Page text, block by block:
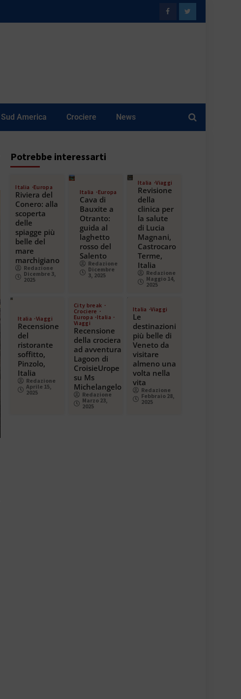
Sud America Crociere News
Potrebbe interessarti
Italia Europa
Riviera del
Conero: alla
scoperta
delle
spiagge più
belle del
mare
marchigiano
Redazione
Dicembre 3,
2025
Italia Europa
Cava di
Bauxite a
Otranto:
guida al
laghetto
rosso del
Salento
Redazione
Dicembre
3, 2025
Italia Viaggi
Revisione
della
clinica per
la salute
di Lucia
Magnani,
Castrocaro
Terme,
Italia
Redazione
Maggio 14,
2025
Italia Viaggi
Recensione
del
ristorante
soffitto,
Pinzolo,
Italia
Redazione
Aprile 15,
2025
City break
Crociere
Europa
Italia
Viaggi
Recensione
della crociera
ad avventura
Lagoon di
CroisieUrope
su Ms
Michelangelo
Redazione
Marzo 23,
2025
Italia Viaggi
Le
destinazioni
più belle di
Veneto da
visitare
almeno una
volta nella
vita
Redazione
Febbraio 28,
2025